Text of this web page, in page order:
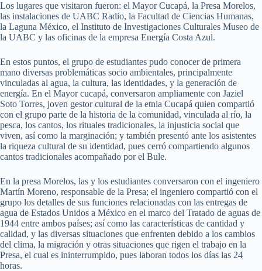
Los lugares que visitaron fueron: el Mayor Cucapá, la Presa Morelos,
las instalaciones de UABC Radio, la Facultad de Ciencias Humanas,
la Laguna México, el Instituto de Investigaciones Culturales Museo de
la UABC y las oficinas de la empresa Energía Costa Azul.
En estos puntos, el grupo de estudiantes pudo conocer de primera
mano diversas problemáticas socio ambientales, principalmente
vinculadas al agua, la cultura, las identidades, y la generación de
energía. En el Mayor cucapá, conversaron ampliamente con Jaziel
Soto Torres, joven gestor cultural de la etnia Cucapá quien compartió
con el grupo parte de la historia de la comunidad, vinculada al río, la
pesca, los cantos, los rituales tradicionales, la injusticia social que
viven, así como la marginación; y también presentó ante los asistentes
la riqueza cultural de su identidad, pues cerró compartiendo algunos
cantos tradicionales acompañado por el Bule.
En la presa Morelos, las y los estudiantes conversaron con el ingeniero
Martín Moreno, responsable de la Presa; el ingeniero compartió con el
grupo los detalles de sus funciones relacionadas con las entregas de
agua de Estados Unidos a México en el marco del Tratado de aguas de
1944 entre ambos países; así como las características de cantidad y
calidad, y las diversas situaciones que enfrenten debido a los cambios
del clima, la migración y otras situaciones que rigen el trabajo en la
Presa, el cual es ininterrumpido, pues laboran todos los días las 24
horas.